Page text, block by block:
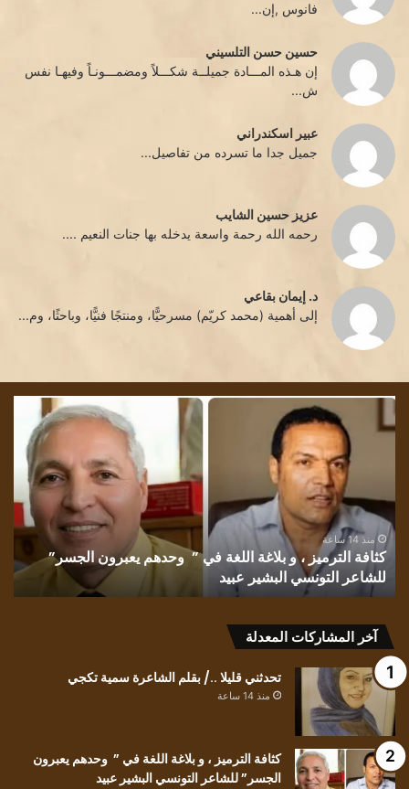
فانوس ,إن...
حسين حسن التلسيني
إن هـذه المـــادة جميلــة شكـــلاً ومضمـــونـاً وفيهـا نفس
ش...
عبير اسكندراني
جميل جدا ما تسرده من تفاصيل...
عزيز حسين الشايب
رحمه الله رحمة واسعة يدخله بها جنات النعيم ....
د. إيمان بقاعي
إلى أهمية (محمد كريّم) مسرحيًّا، ومنتجًا فنيًّا، وباحثًا، وم...
يعبرون الجسر”
بقلم
الأديبة
إقبال
الشايب
غانم
منذ 14 ساعة
تشمّع الليل/ بقلم الأديبة إقبال الشايب غانم
آخر المشاركات المعدلة
تحدثني قليلا ../ بقلم الشاعرة سمية تكجي
منذ 14 ساعة
كثافة الترميز ، و بلاغة اللغة في ” وحدهم يعبرون
الجسر” للشاعر التونسي البشير عبيد